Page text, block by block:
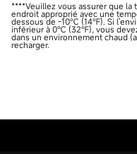
****Veuillez vous assurer que
endroit approprié avec une
dessous de -10℃ (14℉). Si
inférieur à 0℃ (32℉), vous
dans un environnement chaud
recharger.